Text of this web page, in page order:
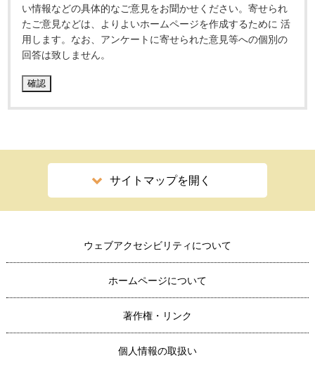
い情報などの具体的なご意見をお聞かせください。寄せられ
たご意見などは、よりよいホームページを作成するために 活
用します。なお、アンケートに寄せられた意見等への個別の
回答は致しません。
サイトマップを開く
ウェブアクセシビリティについて
ホームページについて
著作権・リンク
個人情報の取扱い